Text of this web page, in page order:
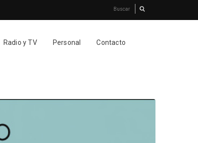
Radio y TV Personal Contacto